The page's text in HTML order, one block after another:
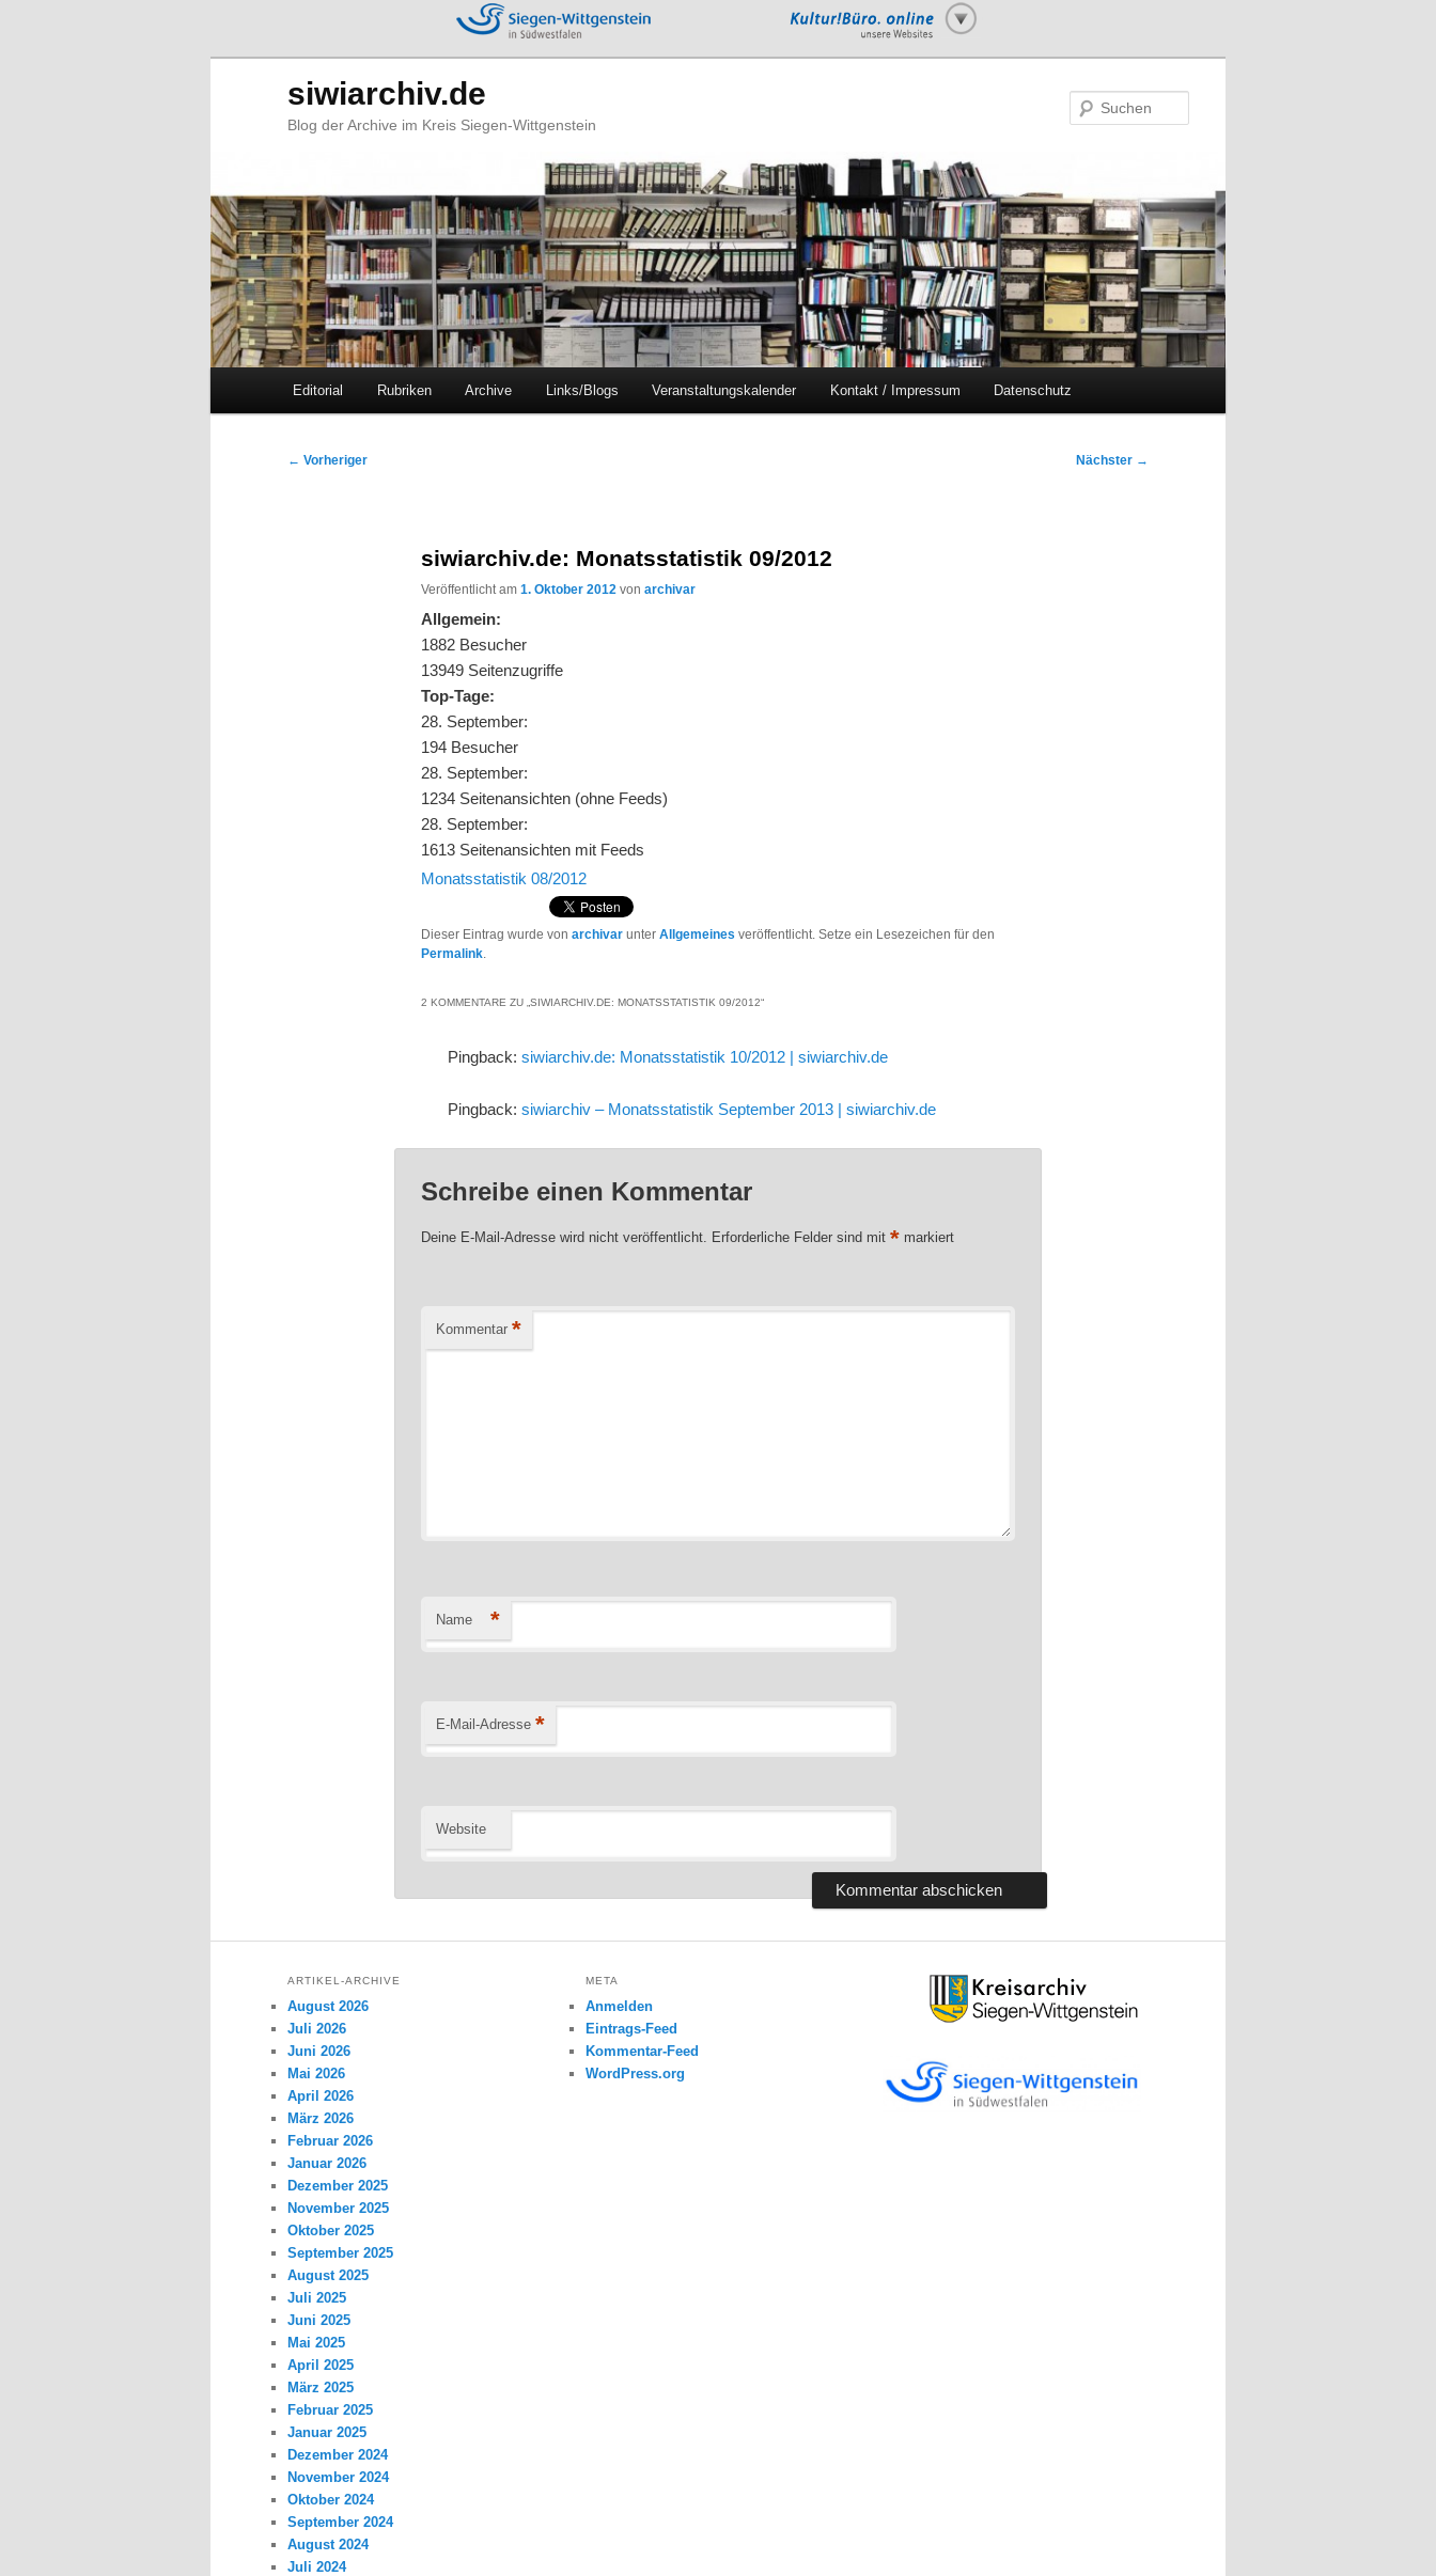
siwiarchiv.de
Blog der Archive im Kreis Siegen-Wittgenstein
Zum
Zum
Editorial Rubriken Archive Links/Blogs Veranstaltungskalender Kontakt / Impressum Datenschutz
Beitragsnavigation
← Vorheriger Nächster →
siwiarchiv.de: Monatsstatistik 09/2012
Veröffentlicht am1. Oktober 2012 vonarchivar
Allgemein:
1882 Besucher
13949 Seitenzugriffe
Top-Tage:
28. September:
194 Besucher
28. September:
1234 Seitenansichten (ohne Feeds)
28. September:
1613 Seitenansichten mit Feeds
Monatsstatistik 08/2012
Dieser Eintrag wurde vonarchivar unterAllgemeines veröffentlicht. Setze ein Lesezeichen für den
Permalink.
2 KOMMENTARE ZU „SIWIARCHIV.DE: MONATSSTATISTIK 09/2012“
Pingback: siwiarchiv.de: Monatsstatistik 10/2012 | siwiarchiv.de
Pingback: siwiarchiv – Monatsstatistik September 2013 | siwiarchiv.de
Schreibe einen Kommentar
Deine E-Mail-Adresse wird nicht veröffentlicht. Erforderliche Felder sind mit* markiert
Kommentar *
Name *
E-Mail-Adresse *
Website
ARTIKEL-ARCHIVE
August 2026
Juli 2026
Juni 2026
Mai 2026
April 2026
März 2026
Februar 2026
Januar 2026
Dezember 2025
November 2025
Oktober 2025
September 2025
August 2025
Juli 2025
Juni 2025
Mai 2025
April 2025
März 2025
Februar 2025
Januar 2025
Dezember 2024
November 2024
Oktober 2024
September 2024
August 2024
Juli 2024
META
Anmelden
Eintrags-Feed
Kommentar-Feed
WordPress.org